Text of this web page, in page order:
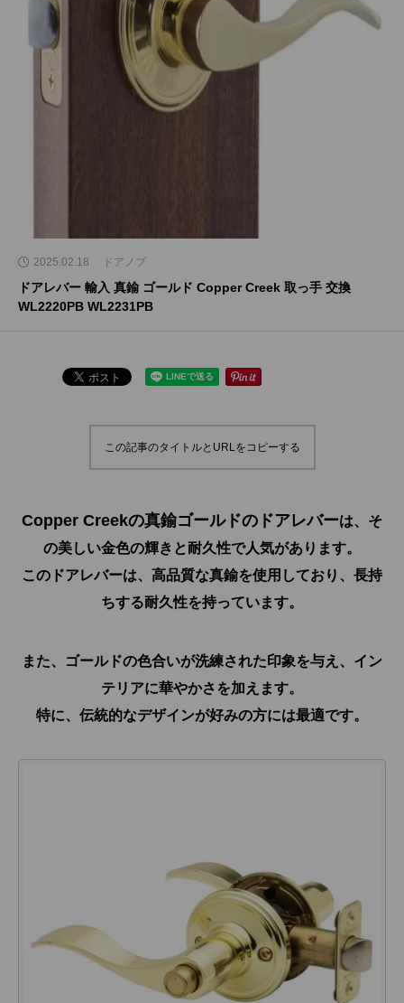
2025.02.18 ドアノブ
ドアレバー 輸入 真鍮 ゴールド Copper Creek 取っ手 交換
WL2220PB WL2231PB
この記事のタイトルとURLをコピーする
Copper Creekの真鍮ゴールドのドアレバーは、そ
の美しい金色の輝きと耐久性で人気があります。
このドアレバーは、高品質な真鍮を使用しており、長持
ちする耐久性を持っています。
また、ゴールドの色合いが洗練された印象を与え、イン
テリアに華やかさを加えます。
特に、伝統的なデザインが好みの方には最適です。